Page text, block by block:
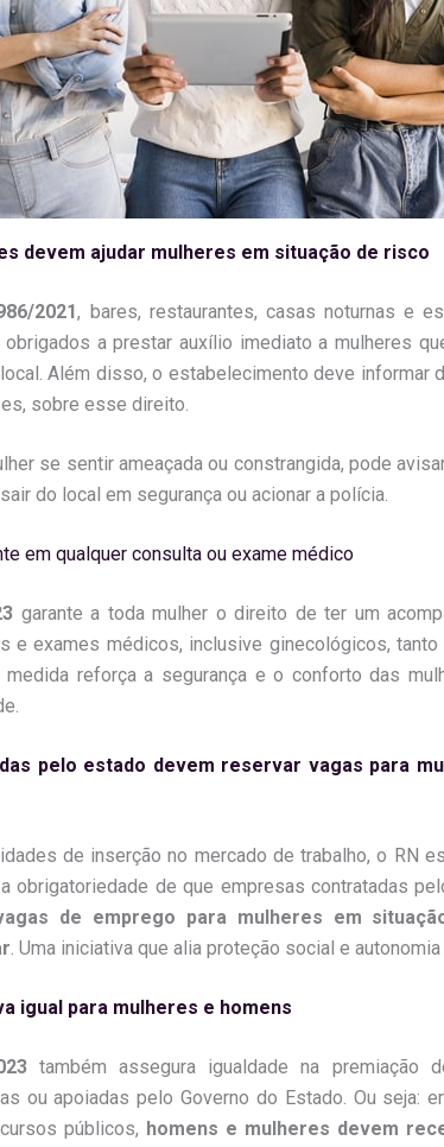
devem ajudar mulheres em situação de risco
2021, bares, restaurantes, casas noturnas e
a prestar auxílio imediato a mulheres
Além disso, o estabelecimento deve informar
sobre esse direito.
se sentir ameaçada ou constrangida, pode
do local em segurança ou acionar a polícia.
em qualquer consulta ou exame médico
garante a toda mulher o direito de ter um
e exames médicos, inclusive ginecológicos, tanto
medida reforça a segurança e o conforto das
pelo estado devem reservar vagas para
de inserção no mercado de trabalho, o RN
obrigatoriedade de que empresas contratadas
de emprego para mulheres em
. Uma iniciativa que alia proteção social e autonomia
igual para mulheres e homens
também assegura igualdade na premiação
ou apoiadas pelo Governo do Estado. Ou seja:
públicos, homens e mulheres devem